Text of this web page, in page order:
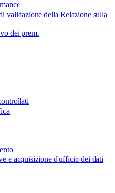
validazione della Relazione sulla
dei premi
e acquisizione d'ufficio dei dati